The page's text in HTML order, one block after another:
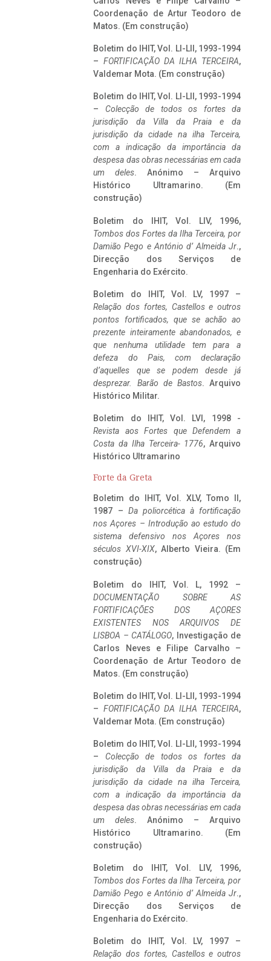
Coordenação de Artur Teodoro de
Matos. (Em construção)
Boletim do IHIT, Vol. LI-LII, 1993-1994
– FORTIFICAÇÃO DA ILHA TERCEIRA,
Valdemar Mota. (Em construção)
Boletim do IHIT, Vol. LI-LII, 1993-1994
– Colecção de todos os fortes da
jurisdição da Villa da Praia e da
jurisdição da cidade na ilha Terceira,
com a indicação da importância da
despesa das obras necessárias em cada
um deles. Anónimo – Arquivo
Histórico Ultramarino. (Em
construção)
Boletim do IHIT, Vol. LIV, 1996,
Tombos dos Fortes da Ilha Terceira, por
Damião Pego e António d’ Almeida Jr.,
Direcção dos Serviços de
Engenharia do Exército.
Boletim do IHIT, Vol. LV, 1997 –
Relação dos fortes, Castellos e outros
pontos fortificados, que se achão ao
prezente inteiramente abandonados, e
que nenhuma utilidade tem para a
defeza do Pais, com declaração
d’aquelles que se podem desde já
desprezar. Barão de Bastos. Arquivo
Histórico Militar.
Boletim do IHIT, Vol. LVI, 1998 -
Revista aos Fortes que Defendem a
Costa da Ilha Terceira- 1776, Arquivo
Histórico Ultramarino
Forte da Greta
Boletim do IHIT, Vol. XLV, Tomo II,
1987 – Da poliorcética à fortificação
nos Açores – Introdução ao estudo do
sistema defensivo nos Açores nos
séculos XVI-XIX, Alberto Vieira. (Em
construção)
Boletim do IHIT, Vol. L, 1992 –
DOCUMENTAÇÃO SOBRE AS
FORTIFICAÇÕES DOS AÇORES
EXISTENTES NOS ARQUIVOS DE
LISBOA – CATÁLOGO, Investigação de
Carlos Neves e Filipe Carvalho –
Coordenação de Artur Teodoro de
Matos. (Em construção)
Boletim do IHIT, Vol. LI-LII, 1993-1994
– FORTIFICAÇÃO DA ILHA TERCEIRA,
Valdemar Mota. (Em construção)
Boletim do IHIT, Vol. LI-LII, 1993-1994
– Colecção de todos os fortes da
jurisdição da Villa da Praia e da
jurisdição da cidade na ilha Terceira,
com a indicação da importância da
despesa das obras necessárias em cada
um deles. Anónimo – Arquivo
Histórico Ultramarino. (Em
construção)
Boletim do IHIT, Vol. LIV, 1996,
Tombos dos Fortes da Ilha Terceira, por
Damião Pego e António d’ Almeida Jr.,
Direcção dos Serviços de
Engenharia do Exército.
Boletim do IHIT, Vol. LV, 1997 –
Relação dos fortes, Castellos e outros